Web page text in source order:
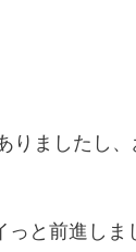
りましたし
と前進しま